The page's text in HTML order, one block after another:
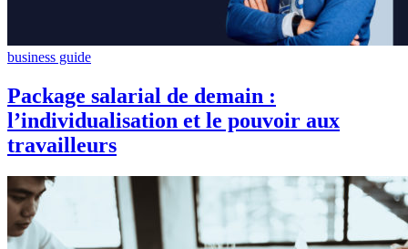
business guide
Package salarial de demain :
l’individualisation et le pouvoir aux
travailleurs